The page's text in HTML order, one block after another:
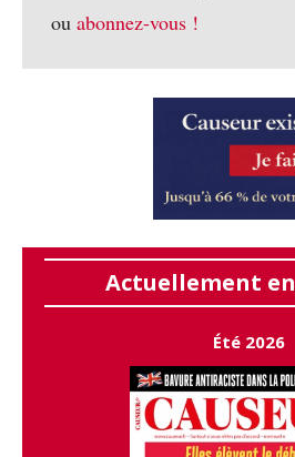
ou abonnez-vous !
Actuellement
Été 2026